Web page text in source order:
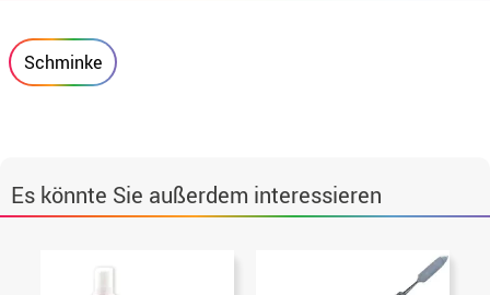
Schminke
Es könnte Sie außerdem interessieren